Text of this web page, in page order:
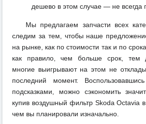
дешево в этом случае — не всегда
Мы предлагаем запчасти всех
следим за тем, чтобы наше
на рынке, как по стоимости так и по
как правило, чем больше срок, тем
многие выигрывают на этом не
последний момент.
подсказками, можно сэкономить
купив воздушный фильтр Skoda Octavia
чем вы планировали изначально.